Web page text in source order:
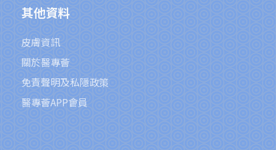
其他資料
皮膚資訊
關於醫專薈
免責聲明及私隱政策
醫專薈APP會員